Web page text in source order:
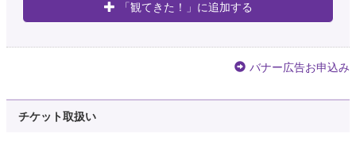
「観てきた！」に追加する
バナー広告お申込み
チケット取扱い